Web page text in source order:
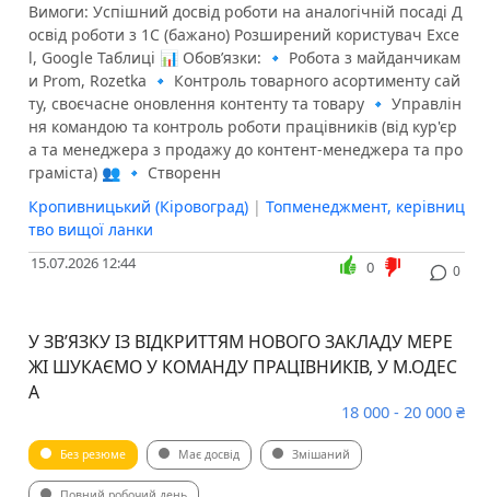
Вимоги: Успішний досвід роботи на аналогічній посаді Д
освід роботи з 1С (бажано) Розширений користувач Exce
l, Google Таблиці 📊 Обов’язки: 🔹 Робота з майданчикам
и Prom, Rozetka 🔹 Контроль товарного асортименту сай
ту, своєчасне оновлення контенту та товару 🔹 Управлін
ня командою та контроль роботи працівників (від кур'єр
а та менеджера з продажу до контент-менеджера та про
граміста) 👥 🔹 Створенн
Кропивницький (Кіровоград) | Топменеджмент, керівниц
тво вищої ланки
15.07.2026 12:44 0
0
У ЗВʼЯЗКУ ІЗ ВІДКРИТТЯМ НОВОГО ЗАКЛАДУ МЕРЕ
ЖІ ШУКАЄМО У КОМАНДУ ПРАЦІВНИКІВ, У М.ОДЕС
А
18 000 - 20 000 ₴
Без резюме Має досвід Змішаний